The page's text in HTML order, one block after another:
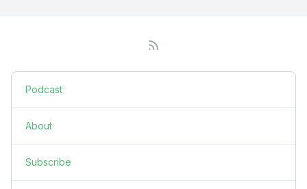
Podcast
About
Subscribe